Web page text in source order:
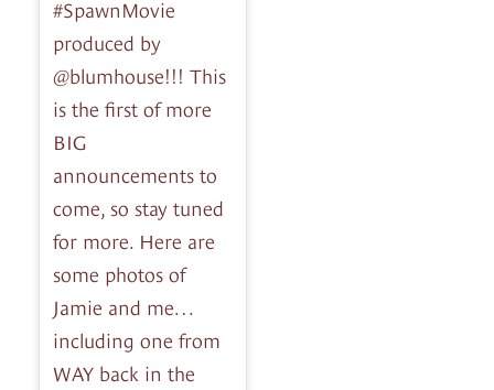
#SpawnMovie
produced by
@blumhouse!!! This
is the first of more
BIG
announcements to
come, so stay tuned
for more. Here are
some photos of
Jamie and me…
including one from
WAY back in the